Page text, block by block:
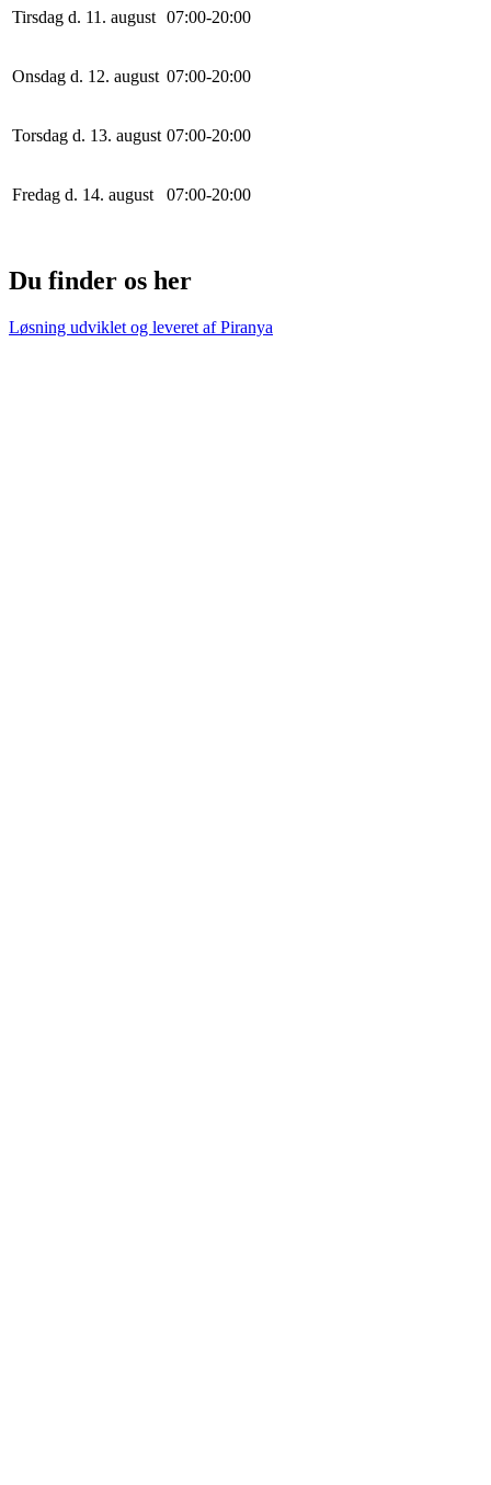
Tirsdag d. 11. august 07:00-20:00
Onsdag d. 12. august 07:00-20:00
Torsdag d. 13. august 07:00-20:00
Fredag d. 14. august 07:00-20:00
Du finder os her
Løsning udviklet og leveret afPiranya